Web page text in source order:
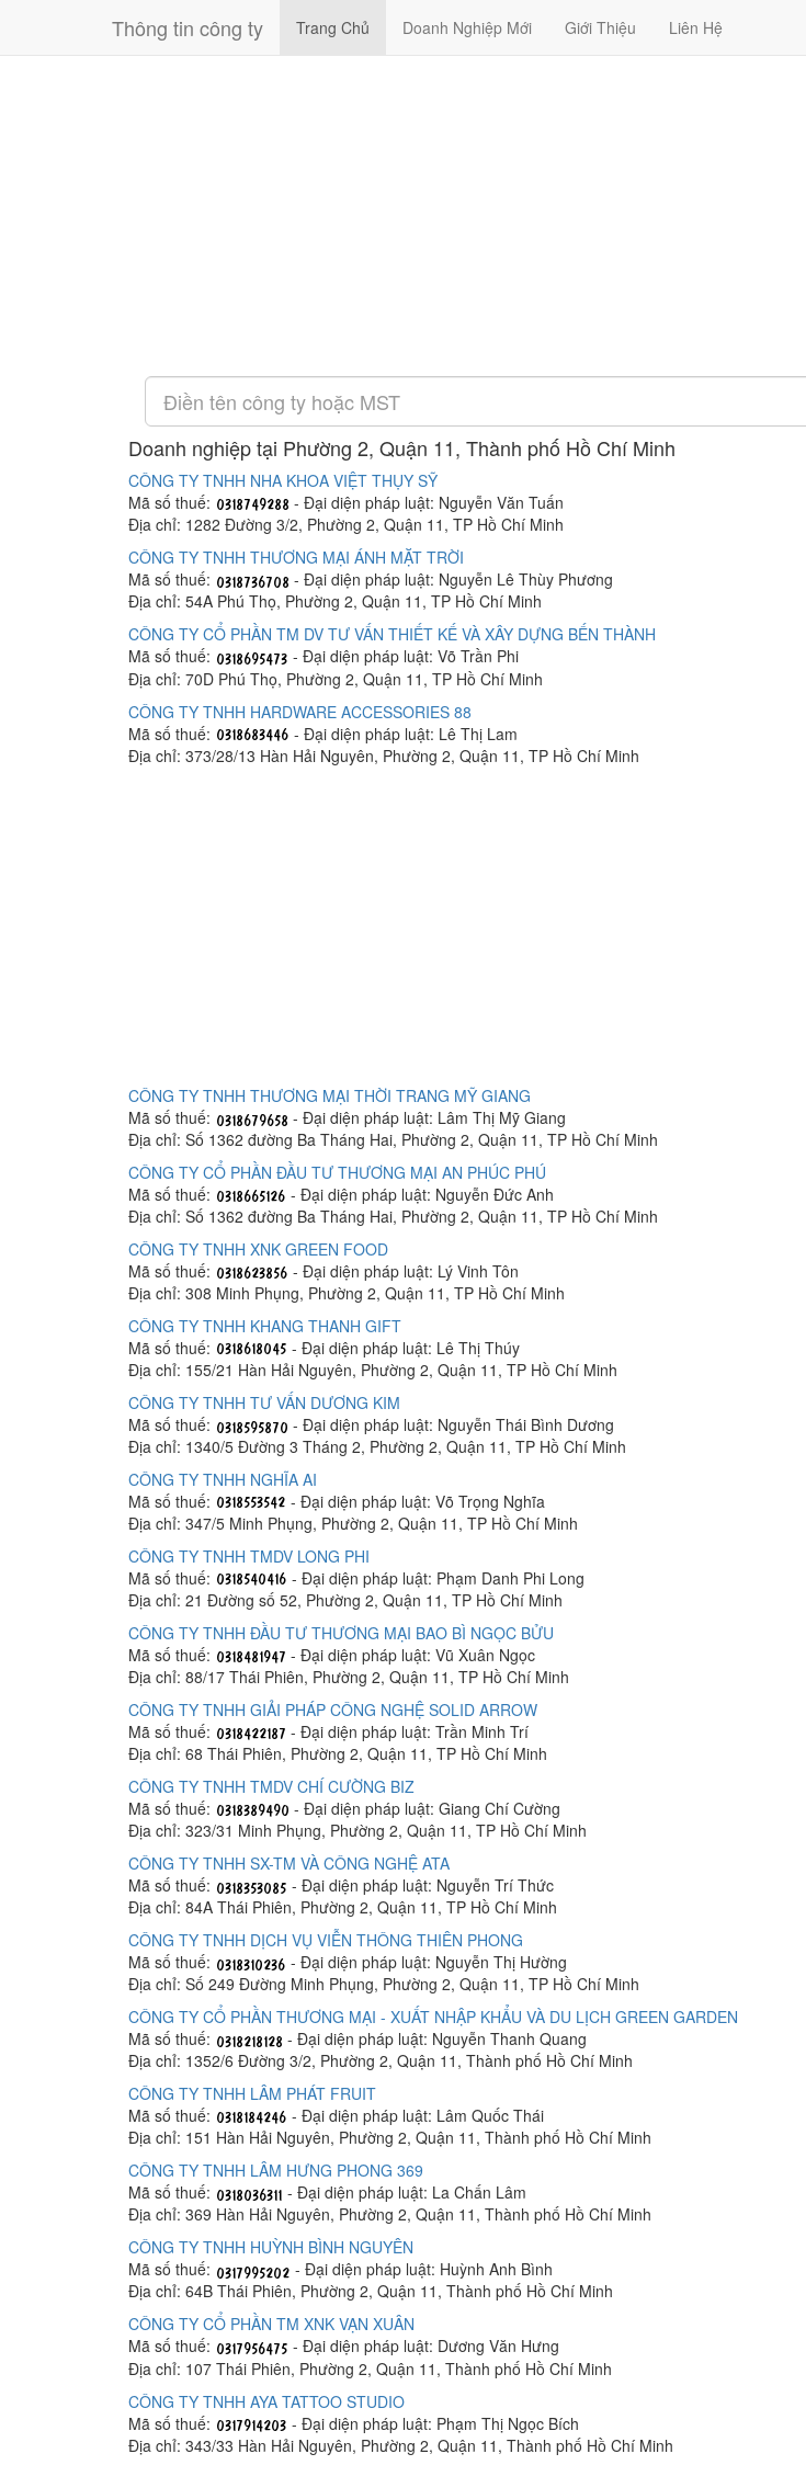
Thông tin công ty Trang Chủ Doanh Nghiệp Mới Giới Thiệu Liên Hệ
Doanh nghiệp tại Phường 2, Quận 11, Thành phố Hồ Chí Minh
CÔNG TY TNHH NHA KHOA VIỆT THỤY SỸ
Mã số thuế:
- Đại diện pháp luật: Nguyễn Văn Tuấn
Địa chỉ: 1282 Đường 3/2, Phường 2, Quận 11, TP Hồ Chí Minh
CÔNG TY TNHH THƯƠNG MẠI ÁNH MẶT TRỜI
Mã số thuế:
- Đại diện pháp luật: Nguyễn Lê Thùy Phương
Địa chỉ: 54A Phú Thọ, Phường 2, Quận 11, TP Hồ Chí Minh
CÔNG TY CỔ PHẦN TM DV TƯ VẤN THIẾT KẾ VÀ XÂY DỰNG BẾN THÀNH
Mã số thuế:
- Đại diện pháp luật: Võ Trần Phi
Địa chỉ: 70D Phú Thọ, Phường 2, Quận 11, TP Hồ Chí Minh
CÔNG TY TNHH HARDWARE ACCESSORIES 88
Mã số thuế:
- Đại diện pháp luật: Lê Thị Lam
Địa chỉ: 373/28/13 Hàn Hải Nguyên, Phường 2, Quận 11, TP Hồ Chí Minh
CÔNG TY TNHH THƯƠNG MẠI THỜI TRANG MỸ GIANG
Mã số thuế:
- Đại diện pháp luật: Lâm Thị Mỹ Giang
Địa chỉ: Số 1362 đường Ba Tháng Hai, Phường 2, Quận 11, TP Hồ Chí Minh
CÔNG TY CỔ PHẦN ĐẦU TƯ THƯƠNG MẠI AN PHÚC PHÚ
Mã số thuế:
- Đại diện pháp luật: Nguyễn Đức Anh
Địa chỉ: Số 1362 đường Ba Tháng Hai, Phường 2, Quận 11, TP Hồ Chí Minh
CÔNG TY TNHH XNK GREEN FOOD
Mã số thuế:
- Đại diện pháp luật: Lý Vinh Tôn
Địa chỉ: 308 Minh Phụng, Phường 2, Quận 11, TP Hồ Chí Minh
CÔNG TY TNHH KHANG THANH GIFT
Mã số thuế:
- Đại diện pháp luật: Lê Thị Thúy
Địa chỉ: 155/21 Hàn Hải Nguyên, Phường 2, Quận 11, TP Hồ Chí Minh
CÔNG TY TNHH TƯ VẤN DƯƠNG KIM
Mã số thuế:
- Đại diện pháp luật: Nguyễn Thái Bình Dương
Địa chỉ: 1340/5 Đường 3 Tháng 2, Phường 2, Quận 11, TP Hồ Chí Minh
CÔNG TY TNHH NGHĨA AI
Mã số thuế:
- Đại diện pháp luật: Võ Trọng Nghĩa
Địa chỉ: 347/5 Minh Phụng, Phường 2, Quận 11, TP Hồ Chí Minh
CÔNG TY TNHH TMDV LONG PHI
Mã số thuế:
- Đại diện pháp luật: Phạm Danh Phi Long
Địa chỉ: 21 Đường số 52, Phường 2, Quận 11, TP Hồ Chí Minh
CÔNG TY TNHH ĐẦU TƯ THƯƠNG MẠI BAO BÌ NGỌC BỬU
Mã số thuế:
- Đại diện pháp luật: Vũ Xuân Ngọc
Địa chỉ: 88/17 Thái Phiên, Phường 2, Quận 11, TP Hồ Chí Minh
CÔNG TY TNHH GIẢI PHÁP CÔNG NGHỆ SOLID ARROW
Mã số thuế:
- Đại diện pháp luật: Trần Minh Trí
Địa chỉ: 68 Thái Phiên, Phường 2, Quận 11, TP Hồ Chí Minh
CÔNG TY TNHH TMDV CHÍ CƯỜNG BIZ
Mã số thuế:
- Đại diện pháp luật: Giang Chí Cường
Địa chỉ: 323/31 Minh Phụng, Phường 2, Quận 11, TP Hồ Chí Minh
CÔNG TY TNHH SX-TM VÀ CÔNG NGHỆ ATA
Mã số thuế:
- Đại diện pháp luật: Nguyễn Trí Thức
Địa chỉ: 84A Thái Phiên, Phường 2, Quận 11, TP Hồ Chí Minh
CÔNG TY TNHH DỊCH VỤ VIỄN THÔNG THIÊN PHONG
Mã số thuế:
- Đại diện pháp luật: Nguyễn Thị Hường
Địa chỉ: Số 249 Đường Minh Phụng, Phường 2, Quận 11, TP Hồ Chí Minh
CÔNG TY CỔ PHẦN THƯƠNG MẠI - XUẤT NHẬP KHẨU VÀ DU LỊCH GREEN GARDEN
Mã số thuế:
- Đại diện pháp luật: Nguyễn Thanh Quang
Địa chỉ: 1352/6 Đường 3/2, Phường 2, Quận 11, Thành phố Hồ Chí Minh
CÔNG TY TNHH LÂM PHÁT FRUIT
Mã số thuế:
- Đại diện pháp luật: Lâm Quốc Thái
Địa chỉ: 151 Hàn Hải Nguyên, Phường 2, Quận 11, Thành phố Hồ Chí Minh
CÔNG TY TNHH LÂM HƯNG PHONG 369
Mã số thuế:
- Đại diện pháp luật: La Chấn Lâm
Địa chỉ: 369 Hàn Hải Nguyên, Phường 2, Quận 11, Thành phố Hồ Chí Minh
CÔNG TY TNHH HUỲNH BÌNH NGUYÊN
Mã số thuế:
- Đại diện pháp luật: Huỳnh Anh Bình
Địa chỉ: 64B Thái Phiên, Phường 2, Quận 11, Thành phố Hồ Chí Minh
CÔNG TY CỔ PHẦN TM XNK VẠN XUÂN
Mã số thuế:
- Đại diện pháp luật: Dương Văn Hưng
Địa chỉ: 107 Thái Phiên, Phường 2, Quận 11, Thành phố Hồ Chí Minh
CÔNG TY TNHH AYA TATTOO STUDIO
Mã số thuế:
- Đại diện pháp luật: Phạm Thị Ngọc Bích
Địa chỉ: 343/33 Hàn Hải Nguyên, Phường 2, Quận 11, Thành phố Hồ Chí Minh